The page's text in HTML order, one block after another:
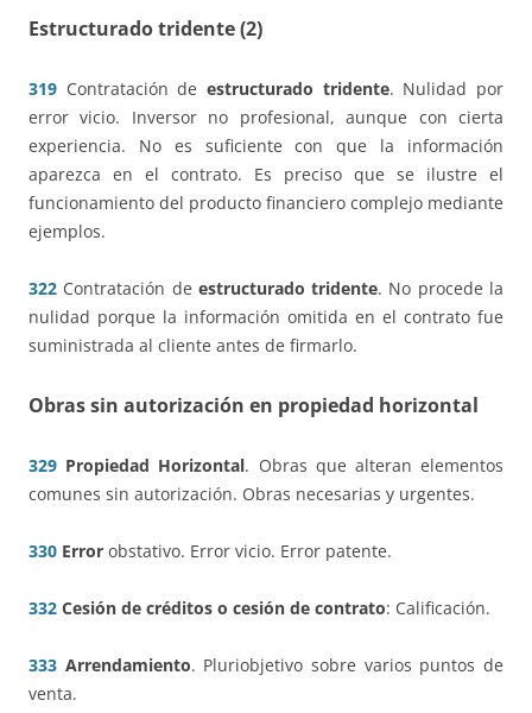
Estructurado tridente (2)
319 Contratación de estructurado tridente. Nulidad por
error vicio. Inversor no profesional, aunque con cierta
experiencia. No es suficiente con que la información
aparezca en el contrato. Es preciso que se ilustre el
funcionamiento del producto financiero complejo mediante
ejemplos.
322 Contratación de estructurado tridente. No procede la
nulidad porque la información omitida en el contrato fue
suministrada al cliente antes de firmarlo.
Obras sin autorización en propiedad horizontal
329 Propiedad Horizontal. Obras que alteran elementos
comunes sin autorización. Obras necesarias y urgentes.
330 Error obstativo. Error vicio. Error patente.
332 Cesión de créditos o cesión de contrato: Calificación.
333 Arrendamiento. Pluriobjetivo sobre varios puntos de
venta.